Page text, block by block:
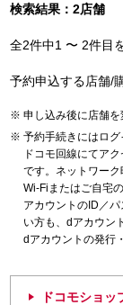
検索結果：2店舗
全2件中1 〜 2件目
予約申込する店舗/
申し込み後に店舗を
予約手続きにはログ
ドコモ回線にてア
です。ネットワー
Wi-Fiまたはご自宅
アカウントのID／
い方も、dアカウン
dアカウントの発行
ドコモショッ